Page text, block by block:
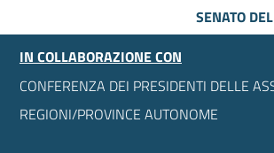
SENATO
IN COLLABORAZIONE CON
CONFERENZA DEI PRESIDENTI DELLE
REGIONI/PROVINCE AUTONOME